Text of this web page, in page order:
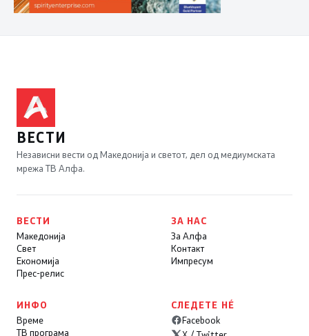
ВЕСТИ
Независни вести од Македонија и светот, дел од медиумската
мрежа ТВ Алфа.
ВЕСТИ
Македонија
Свет
Економија
Прес-релис
ЗА НАС
За Алфа
Контакт
Импресум
ИНФО
Време
ТВ програма
СЛЕДЕТЕ НÉ
Facebook